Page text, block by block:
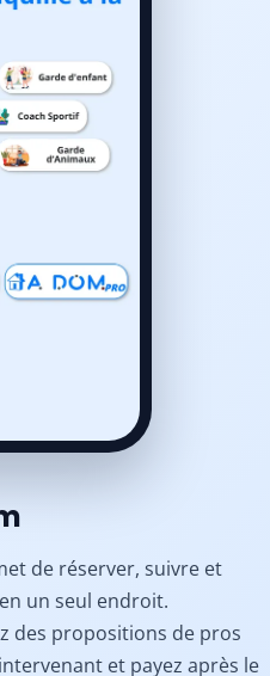
de réserver, suivre et
un seul endroit.
des propositions de pros
et payez après le